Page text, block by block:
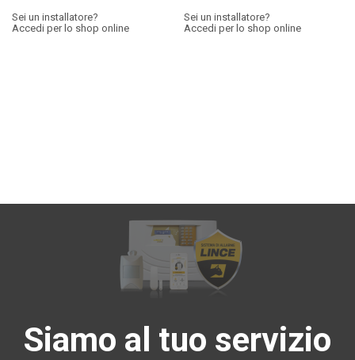
Sei un installatore?
Accedi per lo shop online
Sei un installatore?
Accedi per lo shop online
Siamo al tuo servizio